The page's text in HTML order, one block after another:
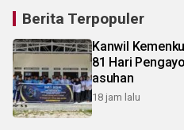
Berita Terpopuler
Kanwil
81 Hari
asuhan
18 jam lalu